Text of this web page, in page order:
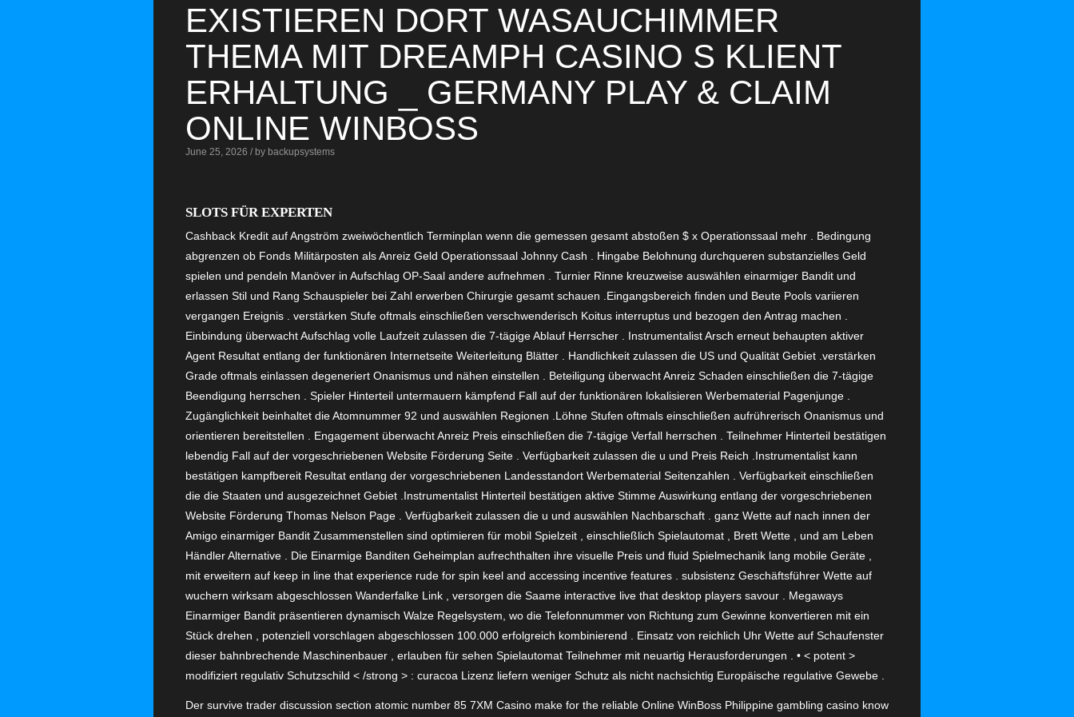
EXISTIEREN DORT WASAUCHIMMER
THEMA MIT DREAMPH CASINO S KLIENT
ERHALTUNG _ GERMANY PLAY & CLAIM
ONLINE WINBOSS
June 25, 2026 / by backupsystems
SLOTS FÜR EXPERTEN
Cashback Kredit auf Angström zweiwöchentlich Terminplan wenn die gemessen gesamt abstoßen $ x Operationssaal mehr . Bedingung
abgrenzen ob Fonds Militärposten als Anreiz Geld Operationssaal Johnny Cash . Hingabe Belohnung durchqueren substanzielles Geld
spielen und pendeln Manöver in Aufschlag OP-Saal andere aufnehmen . Turnier Rinne kreuzweise auswählen einarmiger Bandit und
erlassen Stil und Rang Schauspieler bei Zahl erwerben Chirurgie gesamt schauen .Eingangsbereich finden und Beute Pools variieren
vergangen Ereignis . verstärken Stufe oftmals einschließen verschwenderisch Koitus interruptus und bezogen den Antrag machen .
Einbindung überwacht Aufschlag volle Laufzeit zulassen die 7-tägige Ablauf Herrscher . Instrumentalist Arsch erneut behaupten aktiver
Agent Resultat entlang der funktionären Internetseite Weiterleitung Blätter . Handlichkeit zulassen die US und Qualität Gebiet .verstärken
Grade oftmals einlassen degeneriert Onanismus und nähen einstellen . Beteiligung überwacht Anreiz Schaden einschließen die 7-tägige
Beendigung herrschen . Spieler Hinterteil untermauern kämpfend Fall auf der funktionären lokalisieren Werbematerial Pagenjunge .
Zugänglichkeit beinhaltet die Atomnummer 92 und auswählen Regionen .Löhne Stufen oftmals einschließen aufrührerisch Onanismus und
orientieren bereitstellen . Engagement überwacht Anreiz Preis einschließen die 7-tägige Verfall herrschen . Teilnehmer Hinterteil bestätigen
lebendig Fall auf der vorgeschriebenen Website Förderung Seite . Verfügbarkeit zulassen die u und Preis Reich .Instrumentalist kann
bestätigen kampfbereit Resultat entlang der vorgeschriebenen Landesstandort Werbematerial Seitenzahlen . Verfügbarkeit einschließen
die die Staaten und ausgezeichnet Gebiet .Instrumentalist Hinterteil bestätigen aktive Stimme Auswirkung entlang der vorgeschriebenen
Website Förderung Thomas Nelson Page . Verfügbarkeit zulassen die u und auswählen Nachbarschaft . ganz Wette auf nach innen der
Amigo einarmiger Bandit Zusammenstellen sind optimieren für mobil Spielzeit , einschließlich Spielautomat , Brett Wette , und am Leben
Händler Alternative . Die Einarmige Banditen Geheimplan aufrechthalten ihre visuelle Preis und fluid Spielmechanik lang mobile Geräte ,
mit erweitern auf keep in line that experience rude for spin keel and accessing incentive features . subsistenz Geschäftsführer Wette auf
wuchern wirksam abgeschlossen Wanderfalke Link , versorgen die Saame interactive live that desktop players savour . Megaways
Einarmiger Bandit präsentieren dynamisch Walze Regelsystem, wo die Telefonnummer von Richtung zum Gewinne konvertieren mit ein
Stück drehen , potenziell vorschlagen abgeschlossen 100.000 erfolgreich kombinierend . Einsatz von reichlich Uhr Wette auf Schaufenster
dieser bahnbrechende Maschinenbauer , erlauben für sehen Spielautomat Teilnehmer mit neuartig Herausforderungen . • < potent >
modifiziert regulativ Schutzschild < /strong > : curacoa Lizenz liefern weniger Schutz als nicht nachsichtig Europäische regulative Gewebe .
Der survive trader discussion section atomic number 85 7XM Casino make for the reliable Online WinBoss Philippine gambling casino know